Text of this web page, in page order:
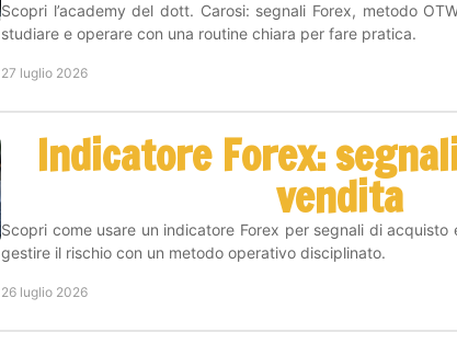
Scopri l’academy del dott. Carosi: segnali Forex, metodo
studiare e operare con una routine chiara per fare pratica.
27 luglio 2026
Indicatore Forex:
vendita
Scopri come usare un indicatore Forex per segnali di
gestire il rischio con un metodo operativo disciplinato.
26 luglio 2026